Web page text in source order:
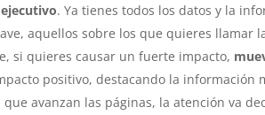
. Ya tienes todos los datos y la
aquellos sobre los que quieres llamar
si quieres causar un fuerte impacto,
positivo, destacando la información
avanzan las páginas, la atención va